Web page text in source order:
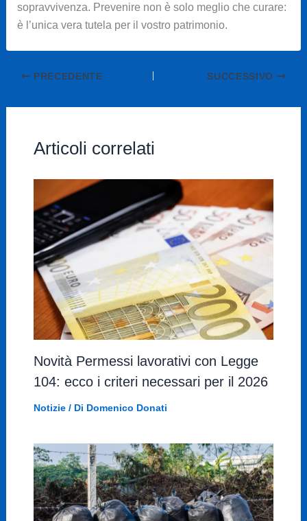
sopravvivenza. Prevenire non è solo meglio che curare:
è l’unica vera tutela per il vostro patrimonio.
PRECEDENTE SUCCESSIVO
Articoli correlati
Novità Permessi lavorativi con Legge
104: ecco i criteri necessari per il 2026
Notizie/ Di Domenico Donati